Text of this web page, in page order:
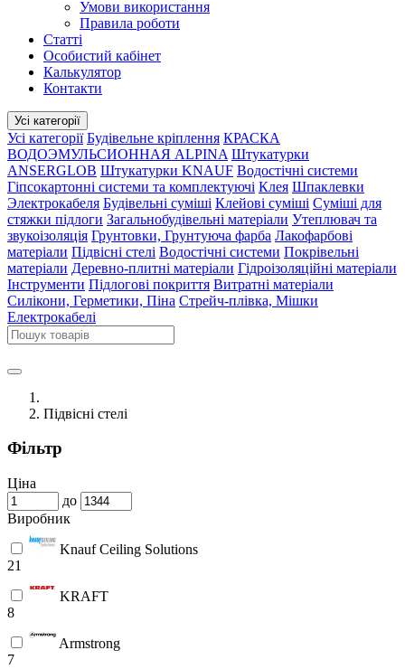
Умови використання
Правила роботи
Статті
Особистий кабінет
Калькулятор
Контакти
Усі категорії
Усі категорії Будівельне кріплення КРАСКА
ВОДОЭМУЛЬСИОННАЯ ALPINA Штукатурки
ANSERGLOB Штукатурки KNAUF Водостічні системи
Гіпсокартонні системи та комплектуючі Клея Шпаклевки
Электрокабеля Будівельні суміші Клейові суміші Суміші для
стяжки підлоги Загальнобудівельні матеріали Утеплювач та
звукоізоляція Грунтовки, Грунтуюча фарба Лакофарбові
матеріали Підвісні стелі Водостічні системи Покрівельні
матеріали Деревно-плитні матеріали Гідроізоляційні матеріали
Інструменти Підлогові покриття Витратні матеріали
Силікони, Герметики, Піна Стрейч-плівка, Мішки
Електрокабелі
Підвісні стелі
Фільтр
Ціна
до
Виробник
Knauf Сeiling Solutions
21
KRAFT
8
Armstrong
7